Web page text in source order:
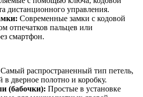
дистанционного управления.
Современные замки с кодовой
отпечатков пальцев или
смартфон.
Самый распространенный тип петель,
в дверное полотно и коробку.
(бабочки): Простые в установке